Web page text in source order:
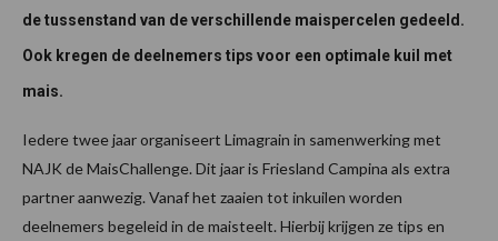
de tussenstand van de verschillende maispercelen gedeeld.
Ook kregen de deelnemers tips voor een optimale kuil met
mais.
Iedere twee jaar organiseert Limagrain in samenwerking met
NAJK de MaisChallenge. Dit jaar is Friesland Campina als extra
partner aanwezig. Vanaf het zaaien tot inkuilen worden
deelnemers begeleid in de maisteelt. Hierbij krijgen ze tips en